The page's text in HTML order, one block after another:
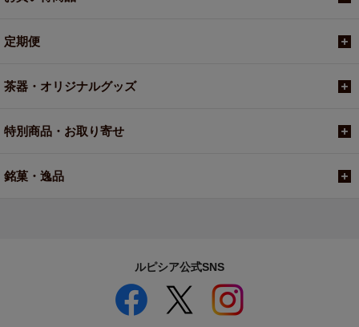
定期便
茶器・オリジナルグッズ
特別商品・お取り寄せ
銘菓・逸品
ルピシア公式SNS